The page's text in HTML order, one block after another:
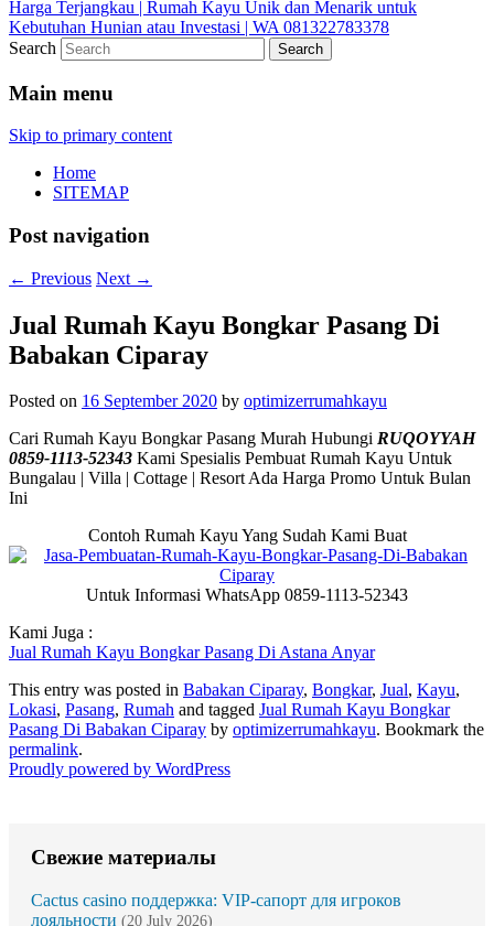
Search
Main menu
Skip to primary content
Home
SITEMAP
Post navigation
← Previous Next →
Jual Rumah Kayu Bongkar Pasang Di
Babakan Ciparay
Posted on 16 September 2020 by optimizerrumahkayu
Cari Rumah Kayu Bongkar Pasang Murah Hubungi RUQOYYAH
0859-1113-52343 Kami Spesialis Pembuat Rumah Kayu Untuk
Bungalau | Villa | Cottage | Resort Ada Harga Promo Untuk Bulan
Ini
Contoh Rumah Kayu Yang Sudah Kami Buat
Untuk Informasi WhatsApp 0859-1113-52343
Kami Juga :
Jual Rumah Kayu Bongkar Pasang Di Astana Anyar
This entry was posted in Babakan Ciparay, Bongkar, Jual, Kayu,
Lokasi, Pasang, Rumah and tagged Jual Rumah Kayu Bongkar
Pasang Di Babakan Ciparay by optimizerrumahkayu. Bookmark the
permalink.
Proudly powered by WordPress
Свежие материалы
Cactus casino поддержка: VIP-сапорт для игроков
лояльности (20 July 2026)